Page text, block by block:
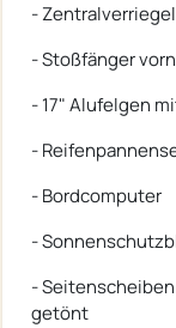
-
- Stoßfänger
- 17" Alufelgen
-
- Bordcomputer
-
-
getönt